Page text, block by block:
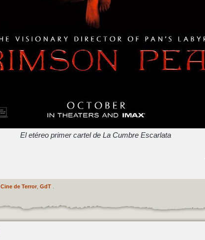
El etéreo primer cartel de La Cumbre Escarlata
Cine de Terror, GdT.